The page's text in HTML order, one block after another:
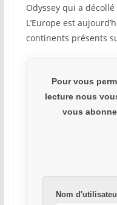
Odyssey qui a
L’Europe est
continents présents
Pour vous
lecture nous
vous
Nom